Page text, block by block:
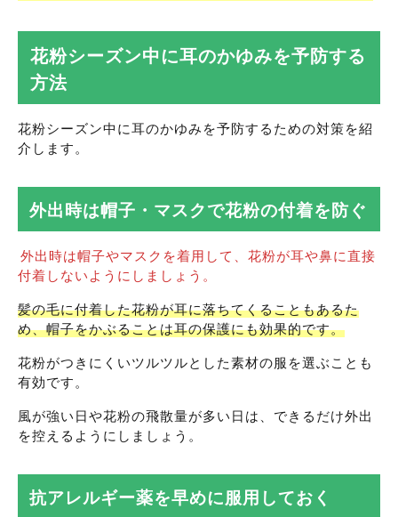
花粉シーズン中に耳のかゆみを予防する
方法
花粉シーズン中に耳のかゆみを予防するための対策を紹
介します。
外出時は帽子・マスクで花粉の付着を防ぐ
外出時は帽子やマスクを着用して、花粉が耳や鼻に直接
付着しないようにしましょう。
髪の毛に付着した花粉が耳に落ちてくることもあるた
め、帽子をかぶることは耳の保護にも効果的です。
花粉がつきにくいツルツルとした素材の服を選ぶことも
有効です。
風が強い日や花粉の飛散量が多い日は、できるだけ外出
を控えるようにしましょう。
抗アレルギー薬を早めに服用しておく